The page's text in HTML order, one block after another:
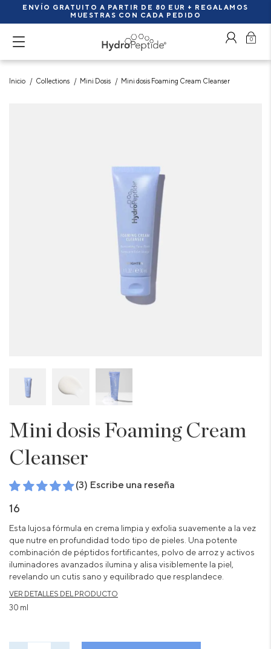
ENVÍO GRATUITO A PARTIR DE 80 EUR + REGALAMOS
MUESTRAS CON CADA PEDIDO
0
Inicio Collections Mini Dosis Mini dosis Foaming Cream Cleanser
Mini dosis Foaming Cream
Cleanser
(3) Escribe una reseña
16
Esta lujosa fórmula en crema limpia y exfolia suavemente a la vez
que nutre en profundidad todo tipo de pieles. Una potente
combinación de péptidos fortificantes, polvo de arroz y activos
iluminadores avanzados ilumina y alisa visiblemente la piel,
revelando un cutis sano y equilibrado que resplandece.
VER DETALLES DEL PRODUCTO
30 ml